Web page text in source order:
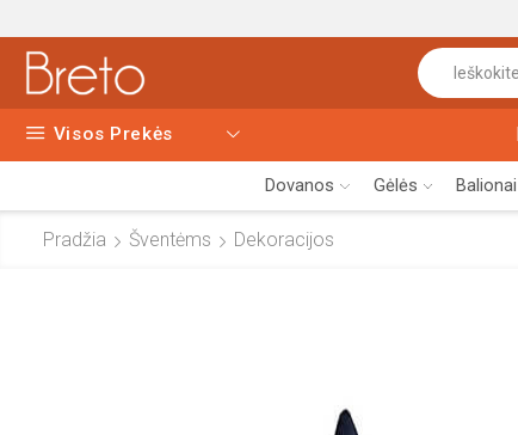
Visos Prekės
Dovanos Gėlės Balionai
Pradžia Šventėms Dekoracijos